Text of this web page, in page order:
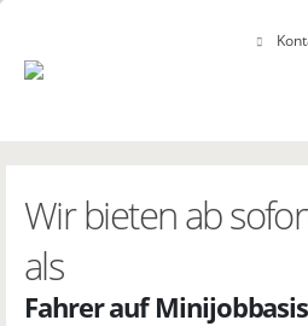
Wir bieten ab
als
Fahrer auf Minijobbasis